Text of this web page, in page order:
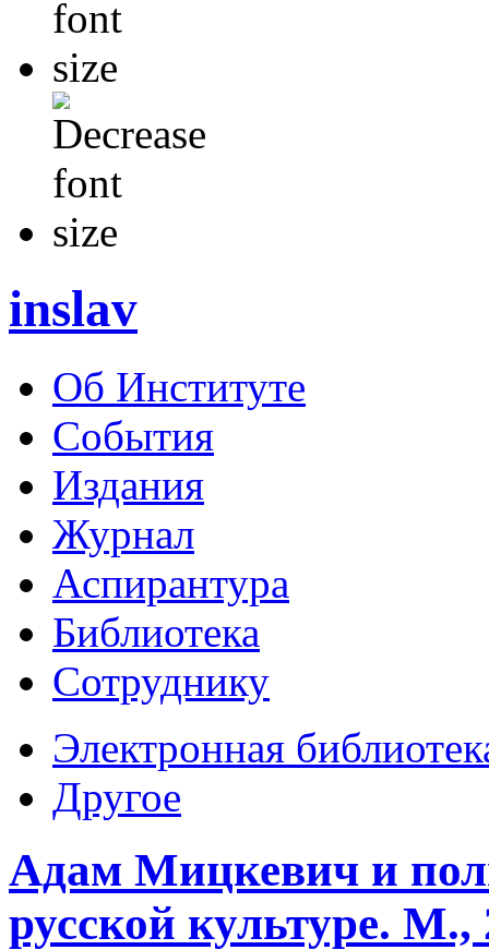
inslav
Об Институте
События
Издания
Журнал
Аспирантура
Библиотека
Сотруднику
Электронная
Другое
Адам Мицкевич и
русской культуре. М.,